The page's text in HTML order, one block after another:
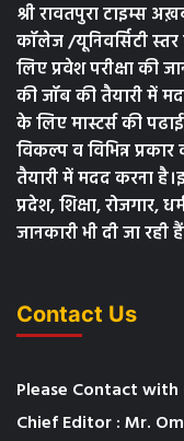
श्री रावतपुरा टाइम्स
कॉलेज /यूनिवर्सिटी
लिए प्रवेश परीक्षा की
की जॉब की तैयारी में
के लिए मास्टर्स की
विकल्प व विभिन्न
तैयारी में मदद करना
प्रदेश, शिक्षा,
जानकारी भी दी जा रही हैं
Contact Us
Please Contact with
Chief Editor : Mr.